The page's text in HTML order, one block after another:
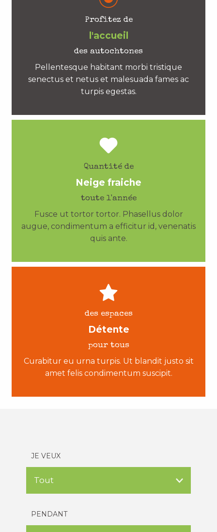
Profitez de
l'accueil
des autochtones
Pellentesque habitant morbi tristique
senectus et netus et malesuada fames ac
turpis egestas.
Quantité de
Neige fraiche
toute l'année
Fusce ut tortor tortor. Phasellus dolor
augue, condimentum a efficitur id, venenatis
quis ante.
des espaces
Détente
pour tous
Curabitur eu urna turpis. Ut blandit justo sit
amet felis condimentum suscipit.
JE VEUX
PENDANT